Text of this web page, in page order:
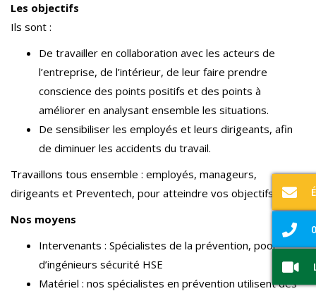
Les objectifs
Ils sont :
De travailler en collaboration avec les acteurs de
l’entreprise, de l’intérieur, de leur faire prendre
conscience des points positifs et des points à
améliorer en analysant ensemble les situations.
De sensibiliser les employés et leurs dirigeants, afin
de diminuer les accidents du travail.
Travaillons tous ensemble : employés, manageurs,
dirigeants et Preventech, pour atteindre vos objectifs.
Nos moyens
Intervenants : Spécialistes de la prévention, pool
d’ingénieurs sécurité HSE
Matériel : nos spécialistes en prévention utilisent des